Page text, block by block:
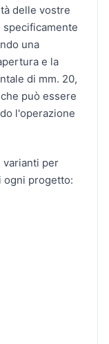
delle vostre
una
e la
di mm. 20,
può essere
l'operazione
varianti per
ogni progetto: